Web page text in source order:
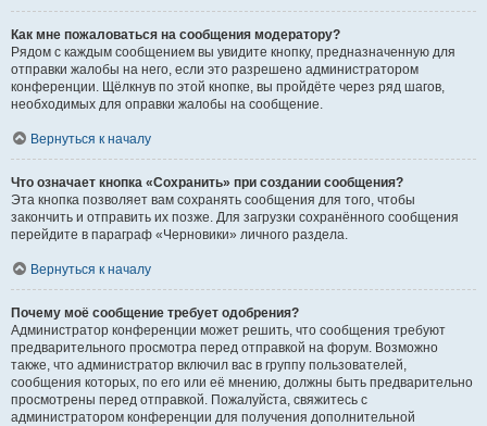
Как мне пожаловаться на сообщения модератору?
Рядом с каждым сообщением вы увидите кнопку, предназначенную для
отправки жалобы на него, если это разрешено администратором
конференции. Щёлкнув по этой кнопке, вы пройдёте через ряд шагов,
необходимых для оправки жалобы на сообщение.
Вернуться к началу
Что означает кнопка «Сохранить» при создании сообщения?
Эта кнопка позволяет вам сохранять сообщения для того, чтобы
закончить и отправить их позже. Для загрузки сохранённого сообщения
перейдите в параграф «Черновики» личного раздела.
Вернуться к началу
Почему моё сообщение требует одобрения?
Администратор конференции может решить, что сообщения требуют
предварительного просмотра перед отправкой на форум. Возможно
также, что администратор включил вас в группу пользователей,
сообщения которых, по его или её мнению, должны быть предварительно
просмотрены перед отправкой. Пожалуйста, свяжитесь с
администратором конференции для получения дополнительной